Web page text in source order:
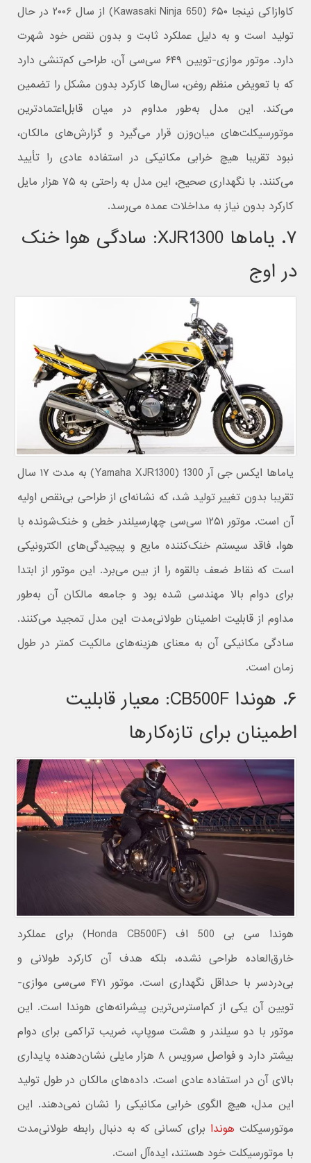
کاوازاکی نینجا ۶۵۰ (Kawasaki Ninja 650) از سال ۲۰۰۶ در حال
تولید است و به دلیل عملکرد ثابت و بدون نقص خود شهرت
دارد. موتور موازی-تویین ۶۴۹ سی‌سی آن، طراحی کم‌تنشی دارد
که با تعویض منظم روغن، سال‌ها کارکرد بدون مشکل را تضمین
می‌کند. این مدل به‌طور مداوم در میان قابل‌اعتمادترین
موتورسیکلت‌های میان‌وزن قرار می‌گیرد و گزارش‌های مالکان،
نبود تقریبا هیچ خرابی مکانیکی در استفاده عادی را تأیید
می‌کنند. با نگهداری صحیح، این مدل به راحتی به ۷۵ هزار مایل
کارکرد بدون نیاز به مداخلات عمده می‌رسد.
۷. یاماها XJR1300: سادگی هوا خنک
در اوج
یاماها ایکس جی آر 1300 (Yamaha XJR1300) به مدت ۱۷ سال
تقریبا بدون تغییر تولید شد، که نشانه‌ای از طراحی بی‌نقص اولیه
آن است. موتور ۱۲۵۱ سی‌سی چهارسیلندر خطی و خنک‌شونده با
هوا، فاقد سیستم خنک‌کننده مایع و پیچیدگی‌های الکترونیکی
است که نقاط ضعف بالقوه را از بین می‌برد. این موتور از ابتدا
برای دوام بالا مهندسی شده بود و جامعه مالکان آن به‌طور
مداوم از قابلیت اطمینان طولانی‌مدت این مدل تمجید می‌کنند.
سادگی مکانیکی آن به معنای هزینه‌های مالکیت کمتر در طول
زمان است.
۶. هوندا CB500F: معیار قابلیت
اطمینان برای تازه‌کارها
هوندا سی بی 500 اف (Honda CB500F) برای عملکرد
خارق‌العاده طراحی نشده، بلکه هدف آن کارکرد طولانی و
بی‌دردسر با حداقل نگهداری است. موتور ۴۷۱ سی‌سی موازی-
تویین آن یکی از کم‌استرس‌ترین پیشرانه‌های هوندا است. این
موتور با دو سیلندر و هشت سوپاپ، ضریب تراکمی برای دوام
بیشتر دارد و فواصل سرویس ۸ هزار مایلی نشان‌دهنده پایداری
بالای آن در استفاده عادی است. داده‌های مالکان در طول تولید
این مدل، هیچ الگوی خرابی مکانیکی را نشان نمی‌دهند. این
موتورسیکلت هوندا برای کسانی که به دنبال رابطه طولانی‌مدت
با موتورسیکلت خود هستند، ایده‌آل است.